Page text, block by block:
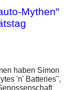
Mythen"
haben Simon
'n' Batteries",